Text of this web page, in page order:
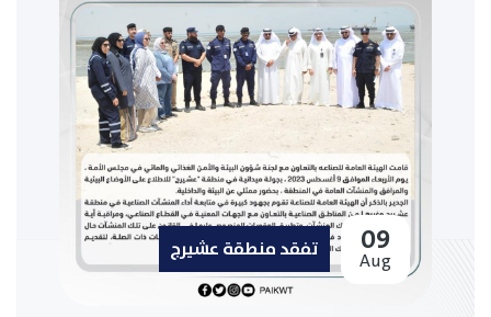
09
Aug تفقد منطقة عشيرج